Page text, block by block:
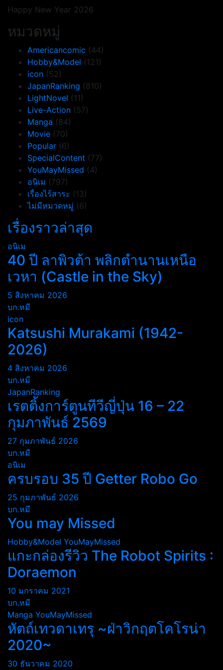
Happy New Year 2026
หมวดหมู่
Americancomic (44)
Hobby&Model (121)
icon (52)
JapanRanking (810)
LightNovel (11)
Live-Action (57)
Manga (84)
Movie (70)
Popular (6)
SpecialContent (77)
YouMayMissed (4)
อนิเม (797)
เรื่องไร้สาระ (13)
ไม่มีหมวดหมู่ (6)
เรื่องราวล่าสุด
อนิเม
40 ปี ลาพิวต้า พลิกตำนานเหนือ
เวหา (Castle in the Sky)
5 สิงหาคม 2026
บก.หมี
icon
Katsushi Murakami (1942-
2026)
4 สิงหาคม 2026
บก.หมี
JapanRanking
เรตติ้งการ์ตูนทีวีญี่ปุ่น 16 – 22
กุมภาพันธ์ 2569
27 กุมภาพันธ์ 2026
บก.หมี
อนิเม
ครบรอบ 35 ปี Getter Robo Go
25 กุมภาพันธ์ 2026
บก.หมี
You may Missed
Hobby&Model YouMayMissed
แกะกล่องรีวิว The Robot Spirits :
Doraemon
10 มกราคม 2021
บก.หมี
Manga YouMayMissed
หัตถ์เทวดาเทรุ ~ฝ่าวิกฤตโคโรน่า
2020~
30 ธันวาคม 2020